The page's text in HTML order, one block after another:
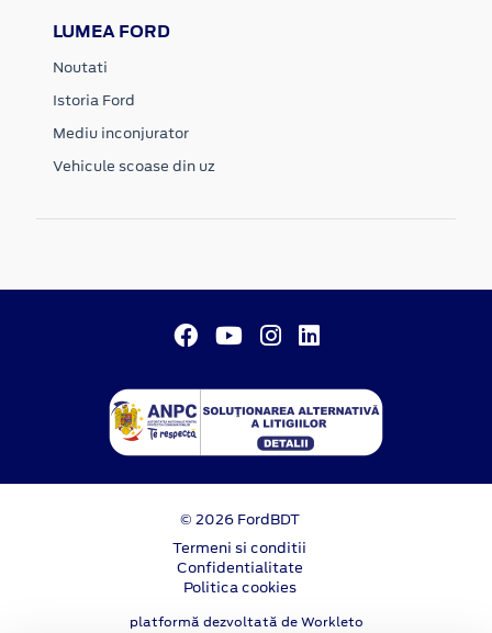
LUMEA FORD
Noutati
Istoria Ford
Mediu inconjurator
Vehicule scoase din uz
© 2026 FordBDT
Termeni si conditii
Confidentialitate
Politica cookies
platformă dezvoltată de Workleto